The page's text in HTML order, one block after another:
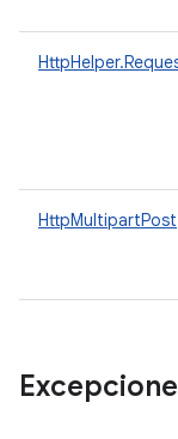
HttpMultipartPost